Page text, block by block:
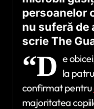
persoanelor
nu suferă de
scrie The
“D e
la
confirmat pentru
majoritatea